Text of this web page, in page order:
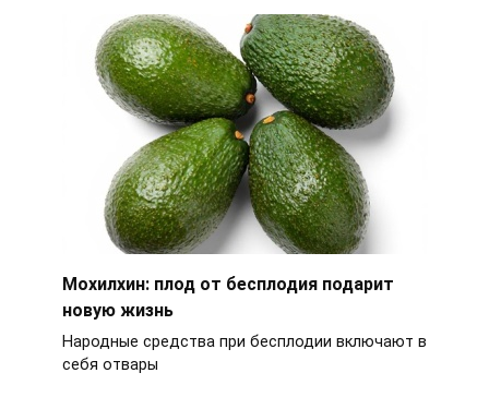
Мохилхин: плод от бесплодия подарит
новую жизнь
Народные средства при бесплодии включают в
себя отвары